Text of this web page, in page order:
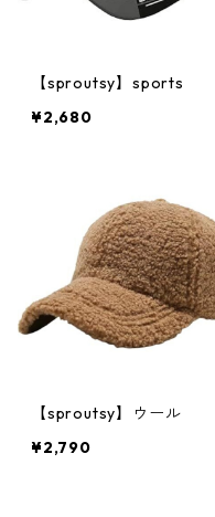
【sproutsy】sports
¥2,680
【sproutsy】ウール
¥2,790